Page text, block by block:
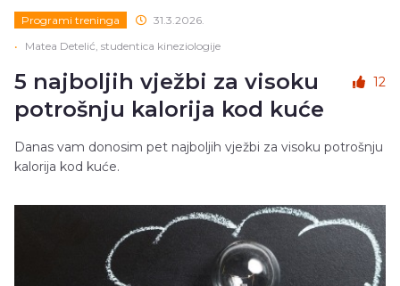
Programi treninga
31.3.2026.
•
Matea Detelić, studentica kineziologije
5 najboljih vježbi za visoku
potrošnju kalorija kod kuće
12
Danas vam donosim pet najboljih vježbi za visoku potrošnju
kalorija kod kuće.